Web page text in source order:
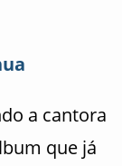
a cantora
que já